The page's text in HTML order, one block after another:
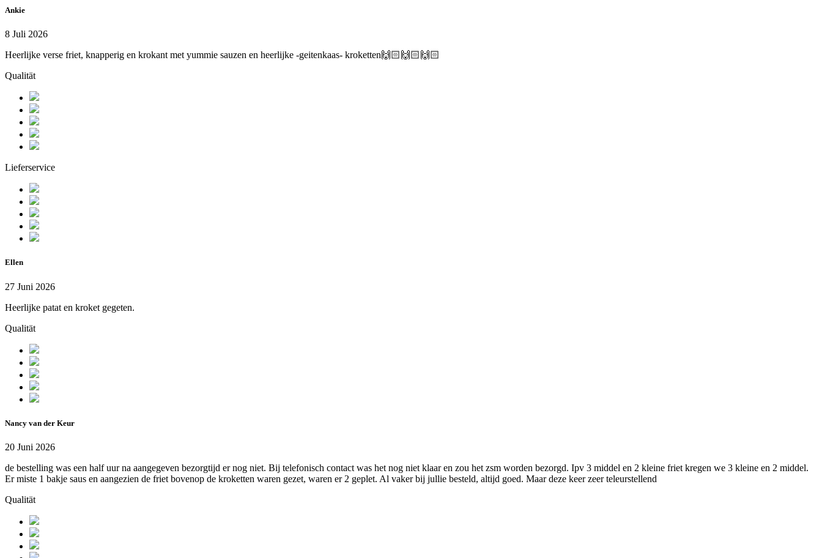
Ankie
8 Juli 2026
Heerlijke verse friet, knapperig en krokant met yummie sauzen en heerlijke -geitenkaas- kroketten🙌🏻🙌🏻🙌🏻
Qualität
Lieferservice
Ellen
27 Juni 2026
Heerlijke patat en kroket gegeten.
Qualität
Nancy van der Keur
20 Juni 2026
de bestelling was een half uur na aangegeven bezorgtijd er nog niet. Bij telefonisch contact was het nog niet klaar en zou het zsm worden bezorgd. Ipv 3 middel en 2 kleine friet kregen we 3 kleine en 2 middel.
Er miste 1 bakje saus en aangezien de friet bovenop de kroketten waren gezet, waren er 2 geplet. Al vaker bij jullie besteld, altijd goed. Maar deze keer zeer teleurstellend
Qualität